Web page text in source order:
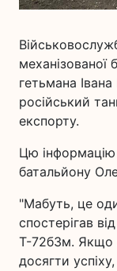
механізованої
гетьмана
російський
експорту.
Цю
батальйону
"Мабуть, це
спостерігав
Т-72б3м. Якщо
досягти